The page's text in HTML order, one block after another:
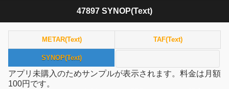
47897 SYNOP(Text)
METAR(Text) TAF(Text)
SYNOP(Text)
アプリ未購入のためサンプルが表示されます。料金は月額
100円です。